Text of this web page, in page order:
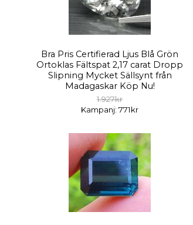
Bra Pris Certifierad Ljus Blå Grön
Ortoklas Fältspat 2,17 carat Dropp
Slipning Mycket Sällsynt från
Madagaskar Köp Nu!
1.927kr
Kampanj: 771kr